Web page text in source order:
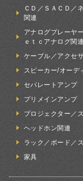
ＣＤ／ＳＡＣＤ／
関連
アナログプレーヤ
ｅｔｃアナログ関連
ケーブル／アクセ
スピーカー/オーデ
セパレートアンプ
プリメインアンプ
プロジェクター／
ヘッドホン関連
ラック／ボード／
家具